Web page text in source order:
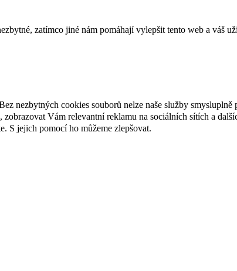
zatímco jiné nám pomáhají vylepšit tento web a váš
nezbytných cookies souborů nelze naše služby smysluplně
Vám relevantní reklamu na sociálních sítích a
S jejich pomocí ho můžeme zlepšovat.